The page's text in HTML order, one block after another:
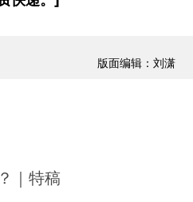
版面编辑：刘潇
｜特稿